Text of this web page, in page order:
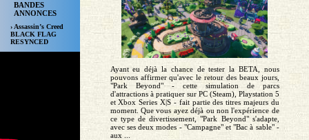
BANDES
ANNONCES
› Assassin’s Creed
BLACK FLAG
RESYNCED
Ayant eu déjà la chance de tester la BETA, nous
pouvons affirmer qu'avec le retour des beaux jours,
"Park Beyond" - cette simulation de parcs
d'attractions à pratiquer sur PC (Steam), Playstation 5
et Xbox Series X|S - fait partie des titres majeurs du
moment. Que vous ayez déjà ou non l'expérience de
ce type de divertissement, "Park Beyond" s'adapte,
avec ses deux modes - "Campagne" et "Bac à sable" -
aux ...